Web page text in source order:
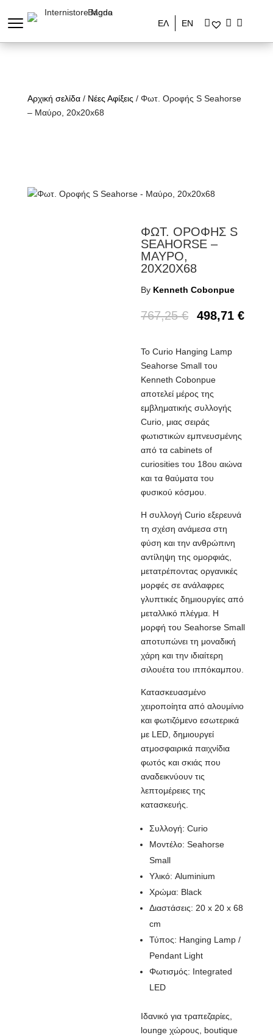
ΕΛ ΕΝ
Αρχική σελίδα/ Νέες Αφίξεις / Φωτ. Οροφής S Seahorse
– Μαύρο, 20x20x68
ΦΩΤ. ΟΡΟΦΗΣ S
SEAHORSE –
ΜΑΥΡΟ,
20X20X68
By Kenneth Cobonpue
767,25€ 498,71€
Το Curio Hanging Lamp
Seahorse Small του
Kenneth Cobonpue
αποτελεί μέρος της
εμβληματικής συλλογής
Curio, μιας σειράς
φωτιστικών εμπνευσμένης
από τα cabinets of
curiosities του 18ου αιώνα
και τα θαύματα του
φυσικού κόσμου.
Η συλλογή Curio εξερευνά
τη σχέση ανάμεσα στη
φύση και την ανθρώπινη
αντίληψη της ομορφιάς,
μετατρέποντας οργανικές
μορφές σε ανάλαφρες
γλυπτικές δημιουργίες από
μεταλλικό πλέγμα. Η
μορφή του Seahorse Small
αποτυπώνει τη μοναδική
χάρη και την ιδιαίτερη
σιλουέτα του ιππόκαμπου.
Κατασκευασμένο
χειροποίητα από αλουμίνιο
και φωτιζόμενο εσωτερικά
με LED, δημιουργεί
ατμοσφαιρικά παιχνίδια
φωτός και σκιάς που
αναδεικνύουν τις
λεπτομέρειες της
κατασκευής.
Συλλογή: Curio
Μοντέλο: Seahorse
Small
Υλικό: Aluminium
Χρώμα: Black
Διαστάσεις: 20 x 20 x 68
cm
Τύπος: Hanging Lamp /
Pendant Light
Φωτισμός: Integrated
LED
Ιδανικό για τραπεζαρίες,
lounge χώρους, boutique